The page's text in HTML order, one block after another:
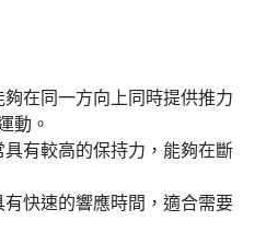
在同一方向上同時提供推力
動。
有較高的保持力，能夠在斷
快速的響應時間，適合需要